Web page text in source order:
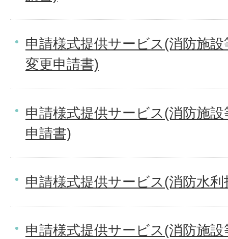
申請様式提供サービス(消防施
変更申請書)
申請様式提供サービス(消防施
申請書)
申請様式提供サービス(消防水
申請様式提供サービス(消防施